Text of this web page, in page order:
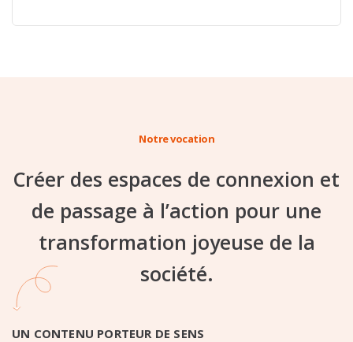
Notre vocation
Créer des espaces de connexion et
de passage à l’action pour une
transformation joyeuse de la
société.
UN CONTENU PORTEUR DE SENS